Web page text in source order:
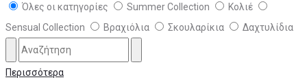
Όλες οι κατηγορίες Summer Collection
Κολιέ
Sensual Collection
Βραχιόλια Σκουλαρίκια Δαχτυλίδια
Περισσότερα